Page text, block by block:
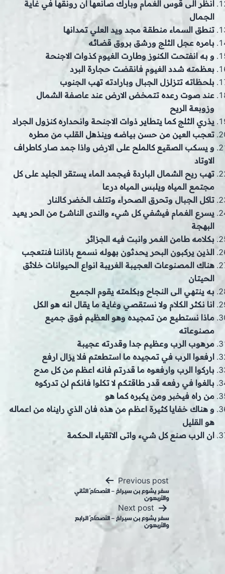
انظر الى قوس الغمام وبارك صانعها ان رونقها في غاية
الجمال
تنطق السماء منطقة مجد ويد العلي تمدانها
بامره عجل الثلج ورشق بروق قضائه
و به انفتحت الكنوز وطارت الغيوم كذوات الاجنحة
بعظمته شدد الغيوم فانقضت حجارة البرد
بلحظاته تتزلزل الجبال وبارادته تهب الجنوب
عند صوت رعده تتمخض الارض عند عاصفة الشمال
وزوبعة الريح
يذري الثلج كما يتطاير ذوات الاجنحة وانحداره كنزول الجراد
تعجب العين من حسن بياضه وينذهل القلب من مطره
و يسكب الصقيع كالملح على الارض واذا جمد صار كاطراف
الاوتاد
تهب ريح الشمال الباردة فيجمد الماء يستقر الجليد على كل
مجتمع المياه ويلبس المياه درعا
تاكل الجبال وتحرق الصحراء وتتلف الخضر كالنار
يسرع الغمام فيشفي كل شيء والندى الناشئ من الحر يعيد
البهجة
بكلامه طامن الغمر وانبت فيه الجزائر
الذين يركبون البحر يحدثون بهوله نسمع باذاننا فنتعجب
هناك المصنوعات العجيبة الغريبة انواع الحيوانات خلائق
الحيتان
به ينتهي الى النجاح وبكلمته يقوم الجميع
انا نكثر الكلام ولا نستقصي وغاية ما يقال انه هو الكل
ماذا نستطيع من تمجيده وهو العظيم فوق جميع
مصنوعاته
مرهوب الرب وعظيم جدا وقدرته عجيبة
ارفعوا الرب في تمجيده ما استطعتم فلا يزال ارفع
باركوا الرب وارفعوه ما قدرتم فانه اعظم من كل مدح
بالغوا في رفعه قدر طاقتكم لا تكلوا فانكم لن تدركوه
من راه فيخبر ومن يكبره كما هو
و هناك خفايا كثيرة اعظم من هذه فان الذي رايناه من اعماله
هو القليل
ان الرب صنع كل شيء واتى الاتقياء الحكمة
Previous post
سفر يشوع بن سيراخ – الأصحَاحُ الثاني
والأربعون
Next post
سفر يشوع بن سيراخ – الأصحَاحُ الرابع
والأربعون